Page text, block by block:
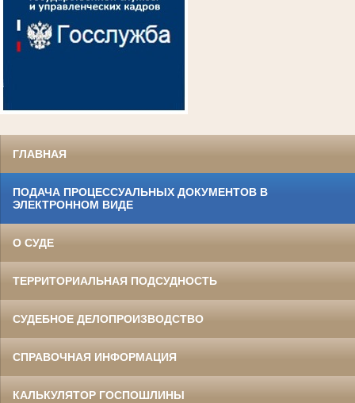
ГЛАВНАЯ
ПОДАЧА ПРОЦЕССУАЛЬНЫХ ДОКУМЕНТОВ В
ЭЛЕКТРОННОМ ВИДЕ
О СУДЕ
ТЕРРИТОРИАЛЬНАЯ ПОДСУДНОСТЬ
СУДЕБНОЕ ДЕЛОПРОИЗВОДСТВО
СПРАВОЧНАЯ ИНФОРМАЦИЯ
КАЛЬКУЛЯТОР ГОСПОШЛИНЫ